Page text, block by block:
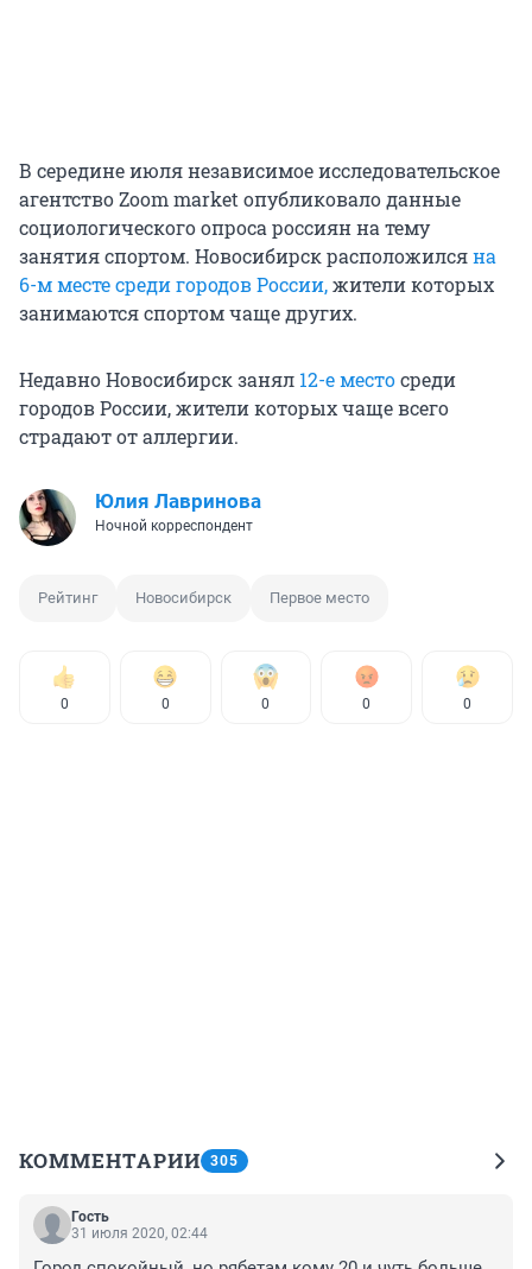
В середине июля независимое исследовательское
агентство Zoom market опубликовало данные
социологического опроса россиян на тему
занятия спортом. Новосибирск расположилсяна
6-м месте среди городов России,жители которых
занимаются спортом чаще других.
Недавно Новосибирск занял 12-е местосреди
городов России, жители которых чаще всего
страдают от аллергии.
Юлия Лавринова
Ночной корреспондент
Рейтинг Новосибирск Первое место
0 0 0 0 0
КОММЕНТАРИИ 305
Гость
31 июля 2020, 02:44